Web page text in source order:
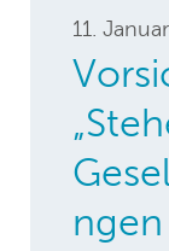
11. Januar
ngen